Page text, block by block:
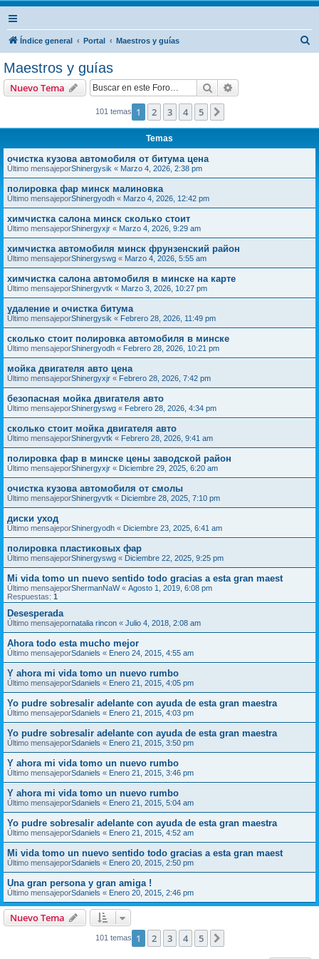
Índice general Portal Maestros y guías
Maestros y guías
Nuevo Tema Buscar
101 temas 1 2 3 4 5
Temas
очистка кузова автомобиля от битума цена
Último mensajeporShinergysik « Marzo 4, 2026, 2:38 pm
полировка фар минск малиновка
Último mensajeporShinergyodh « Marzo 4, 2026, 12:42 pm
химчистка салона минск сколько стоит
Último mensajeporShinergyxjr « Marzo 4, 2026, 9:29 am
химчистка автомобиля минск фрунзенский район
Último mensajeporShinergyswg « Marzo 4, 2026, 5:55 am
химчистка салона автомобиля в минске на карте
Último mensajeporShinergyvtk « Marzo 3, 2026, 10:27 pm
удаление и очистка битума
Último mensajeporShinergysik « Febrero 28, 2026, 11:49 pm
сколько стоит полировка автомобиля в минске
Último mensajeporShinergyodh « Febrero 28, 2026, 10:21 pm
мойка двигателя авто цена
Último mensajeporShinergyxjr « Febrero 28, 2026, 7:42 pm
безопасная мойка двигателя авто
Último mensajeporShinergyswg « Febrero 28, 2026, 4:34 pm
сколько стоит мойка двигателя авто
Último mensajeporShinergyvtk « Febrero 28, 2026, 9:41 am
полировка фар в минске цены заводской район
Último mensajeporShinergyxjr « Diciembre 29, 2025, 6:20 am
очистка кузова автомобиля от смолы
Último mensajeporShinergyvtk « Diciembre 28, 2025, 7:10 pm
диски уход
Último mensajeporShinergyodh « Diciembre 23, 2025, 6:41 am
полировка пластиковых фар
Último mensajeporShinergyswg « Diciembre 22, 2025, 9:25 pm
Mi vida tomo un nuevo sentido todo gracias a esta gran maest
Último mensajeporShermanNaW« Agosto 1, 2019, 6:08 pm
Respuestas: 1
Desesperada
Último mensajepornatalia rincon « Julio 4, 2018, 2:08 am
Ahora todo esta mucho mejor
Último mensajeporSdaniels « Enero 24, 2015, 4:55 am
Y ahora mi vida tomo un nuevo rumbo
Último mensajeporSdaniels « Enero 21, 2015, 4:05 pm
Yo pudre sobresalir adelante con ayuda de esta gran maestra
Último mensajeporSdaniels « Enero 21, 2015, 4:03 pm
Yo pudre sobresalir adelante con ayuda de esta gran maestra
Último mensajeporSdaniels « Enero 21, 2015, 3:50 pm
Y ahora mi vida tomo un nuevo rumbo
Último mensajeporSdaniels « Enero 21, 2015, 3:46 pm
Y ahora mi vida tomo un nuevo rumbo
Último mensajeporSdaniels « Enero 21, 2015, 5:04 am
Yo pudre sobresalir adelante con ayuda de esta gran maestra
Último mensajeporSdaniels « Enero 21, 2015, 4:52 am
Mi vida tomo un nuevo sentido todo gracias a esta gran maest
Último mensajeporSdaniels « Enero 20, 2015, 2:50 pm
Una gran persona y gran amiga !
Último mensajeporSdaniels « Enero 20, 2015, 2:46 pm
Nuevo Tema
101 temas 1 2 3 4 5